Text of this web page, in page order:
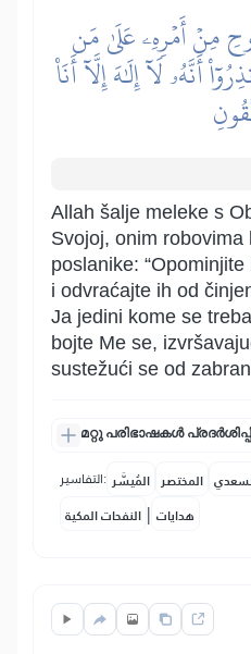
مِنۡ أَمۡرِهِۦ عَلَىٰ مَن
أَنَّهُۥ لَآ إِلَٰهَ إِلَّآ أَنَا۠
Allah šalje meleke s
Svojoj, onim robovima
poslanike:
i odvraćajte ih od
Ja jedini kome se
bojte Me se,
sustežući se od
മറ്റു പരിഭാഷകൾ
التفاسير: المُيسَّر المختصر
النفحات المكية | هدايات